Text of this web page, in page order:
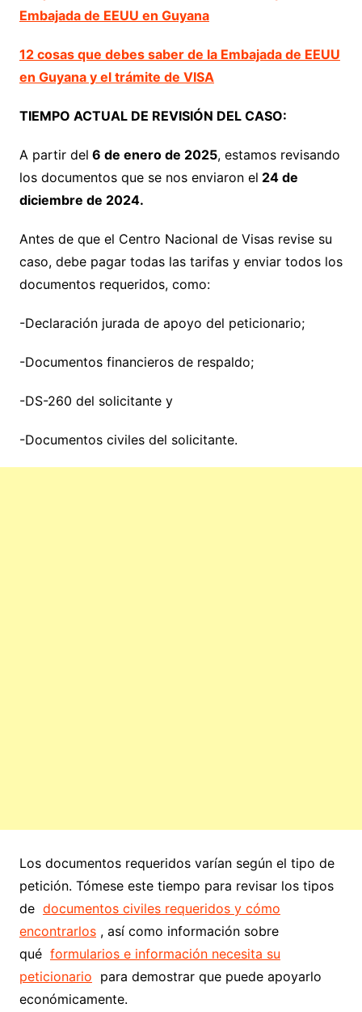
Embajada de EEUU en Guyana
12 cosas que debes saber de la Embajada de EEUU
en Guyana y el trámite de VISA
TIEMPO ACTUAL DE REVISIÓN DEL CASO:
A partir del 6 de enero de 2025, estamos revisando
los documentos que se nos enviaron el 24 de
diciembre de 2024.
Antes de que el Centro Nacional de Visas revise su
caso, debe pagar todas las tarifas y enviar todos los
documentos requeridos, como:
-Declaración jurada de apoyo del peticionario;
-Documentos financieros de respaldo;
-DS-260 del solicitante y
-Documentos civiles del solicitante.
Los documentos requeridos varían según el tipo de
petición. Tómese este tiempo para revisar los tipos
de documentos civiles requeridos y cómo
encontrarlos, así como información sobre
qué formularios e información necesita su
peticionario para demostrar que puede apoyarlo
económicamente.